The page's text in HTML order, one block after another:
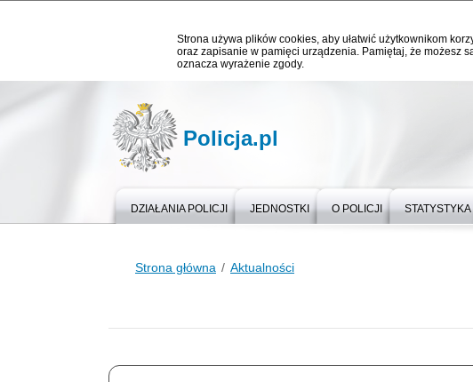
Strona używa plików cookies, aby ułatwić użytkownikom
oraz zapisanie w pamięci urządzenia. Pamiętaj, że możesz
oznacza wyrażenie zgody.
Policja.pl
DZIAŁANIA POLICJI JEDNOSTKI O POLICJI STATYSTYKA
Strona główna Aktualności